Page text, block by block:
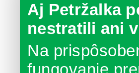
Aj Petržalka
nestratili ani
Na